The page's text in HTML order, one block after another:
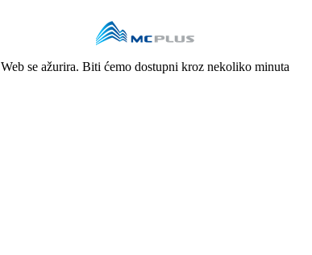
Web se ažurira. Biti ćemo dostupni kroz nekoliko minuta